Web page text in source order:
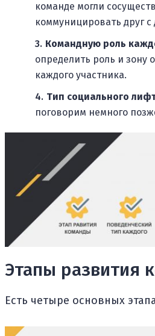
команде могли
коммуницировать друг с
Командную роль
определить роль и зону
каждого участника.
Тип социального
поговорим немного
Этапы развития
Есть четыре основных